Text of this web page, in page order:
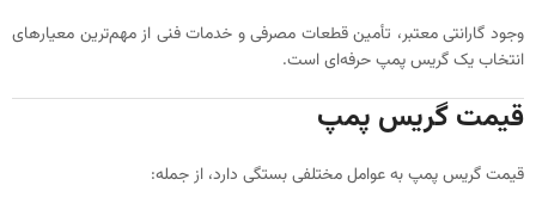
وجود گارانتی معتبر، تأمین قطعات مصرفی و خدمات فنی از مهم‌ترین معیارهای
انتخاب یک گریس پمپ حرفه‌ای است.
قیمت گریس پمپ
قیمت گریس پمپ به عوامل مختلفی بستگی دارد، از جمله: